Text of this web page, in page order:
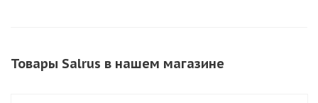
Товары Salrus в нашем магазине